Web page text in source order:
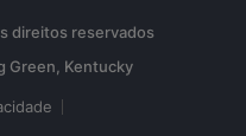
direitos reservados